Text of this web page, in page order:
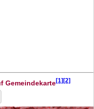
Gemeindekarte[1][2]